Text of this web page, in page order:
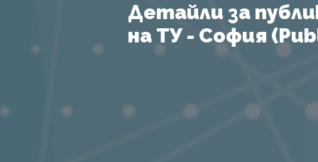
Детайли за
на ТУ - София